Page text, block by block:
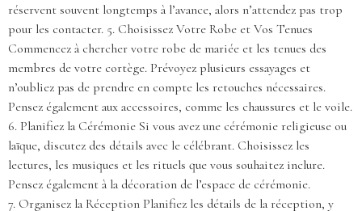
réservent souvent longtemps à l’avance, alors n’attendez pas trop
pour les contacter. 5. Choisissez Votre Robe et Vos Tenues
Commencez à chercher votre robe de mariée et les tenues des
membres de votre cortège. Prévoyez plusieurs essayages et
n’oubliez pas de prendre en compte les retouches nécessaires.
Pensez également aux accessoires, comme les chaussures et le voile.
6. Planifiez la Cérémonie Si vous avez une cérémonie religieuse ou
laïque, discutez des détails avec le célébrant. Choisissez les
lectures, les musiques et les rituels que vous souhaitez inclure.
Pensez également à la décoration de l’espace de cérémonie.
7. Organisez la Réception Planifiez les détails de la réception, y